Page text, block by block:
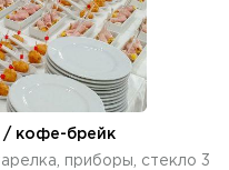
/ кофе-брейк
приборы, стекло 3